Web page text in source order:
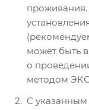
может быть
о
методом
С